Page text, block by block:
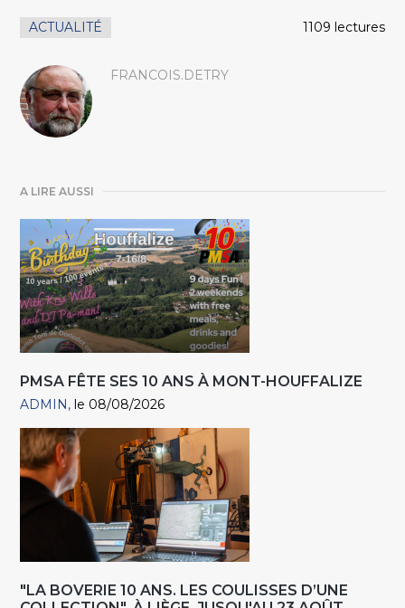
ACTUALITÉ 1109 lectures
FRANCOIS.DETRY
A LIRE AUSSI
PMSA FÊTE SES 10 ANS À MONT-HOUFFALIZE
ADMIN le 08/08/2026
"LA BOVERIE 10 ANS. LES COULISSES D’UNE